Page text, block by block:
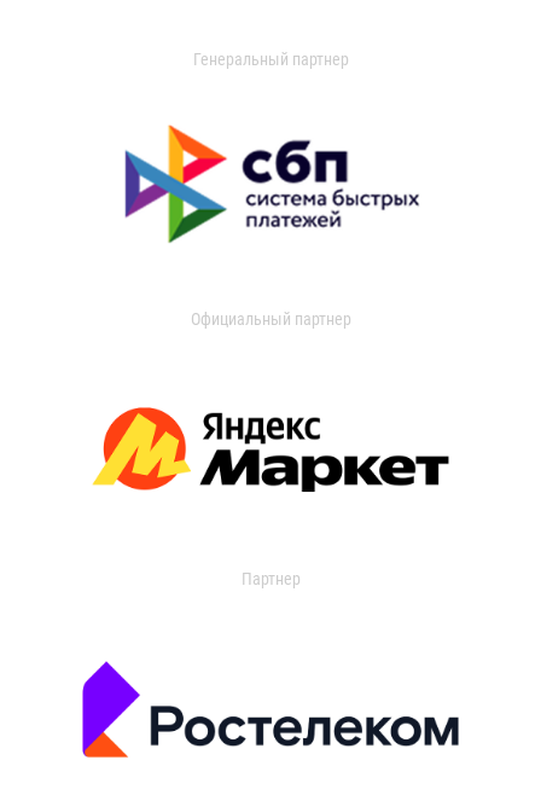
Генеральный партнер
Официальный партнер
Партнер